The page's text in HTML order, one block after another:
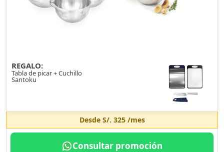
REGALO:
Tabla de picar + Cuchillo
Santoku
Desde S/. 325/mes
Consultar promoción